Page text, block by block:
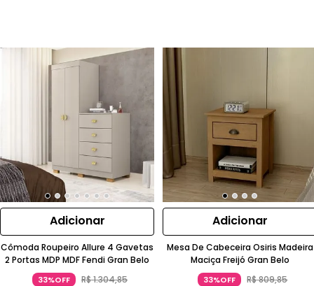
Adicionar
Cômoda Roupeiro Allure 4 Gavetas
2 Portas MDP MDF Fendi Gran Belo
33%OFF R$1.304,85
Adicionar
Mesa De Cabeceira Osiris Madeira
Maciça Freijó Gran Belo
33%OFF R$809,85